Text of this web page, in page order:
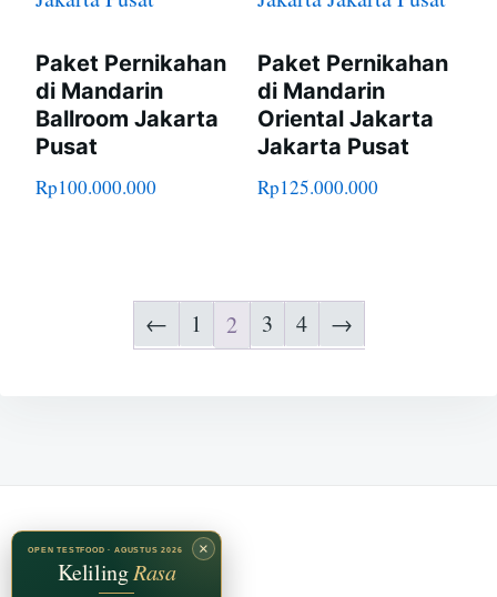
Paket Pernikahan
di Mandarin
Ballroom Jakarta
Pusat
Rp100.000.000
Paket Pernikahan
di Mandarin
Oriental Jakarta
Jakarta Pusat
Rp125.000.000
← 1 2 3 4 →
×
OPEN TESTFOOD · AGUSTUS 2026
KelilingRasa